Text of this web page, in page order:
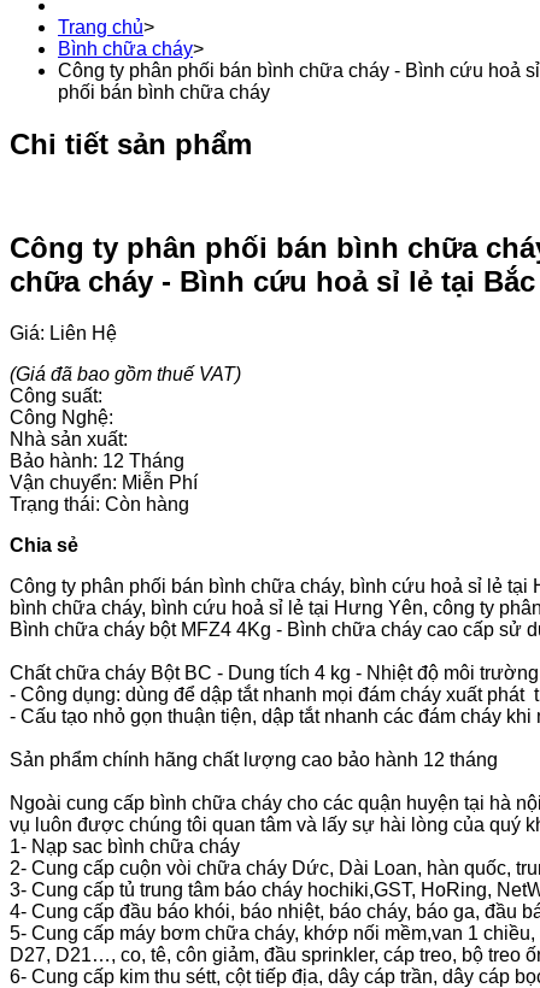
Trang chủ>
Bình chữa cháy>
Công ty phân phối bán bình chữa cháy - Bình cứu hoả
phối bán bình chữa cháy
Chi tiết sản phẩm
Công ty phân phối bán bình chữa
chữa cháy - Bình cứu hoả sỉ lẻ tại
Giá: Liên Hệ
(Giá đã bao gồm thuế VAT)
Công suất:
Công Nghệ:
Nhà sản xuất:
Bảo hành: 12 Tháng
Vận chuyển: Miễn Phí
Trạng thái: Còn hàng
Chia sẻ
Công ty phân phối bán bình chữa cháy, bình cứu hoả sỉ lẻ
bình chữa cháy, bình cứu hoả sỉ lẻ tại Hưng Yên, công ty
Bình chữa cháy bột MFZ4 4Kg - Bình chữa cháy cao cấp sử
Chất chữa cháy Bột BC - Dung tích 4 kg - Nhiệt độ môi
- Công dụng: dùng để dập tắt nhanh mọi đám cháy xuất
- Cấu tạo nhỏ gọn thuận tiện, dập tắt nhanh các đám cháy khi
Sản phẩm chính hãng chất lượng cao bảo hành 12 tháng
Ngoài cung cấp bình chữa cháy cho các quận huyện tại hà
vụ luôn được chúng tôi quan tâm và lấy sự hài lòng của quý
1- Nạp sac bình chữa cháy
2- Cung cấp cuộn vòi chữa cháy Dức, Dài Loan, hàn quốc,
3- Cung cấp tủ trung tâm báo cháy hochiki,GST, HoRing,
4- Cung cấp đầu báo khói, báo nhiệt, báo cháy, báo ga, đầu
5- Cung cấp máy bơm chữa cháy, khớp nối mềm,van 1
D27, D21…, co, tê, côn giảm, đầu sprinkler, cáp treo, bộ treo
6- Cung cấp kim thu sétt, cột tiếp địa, dây cáp trần, dây cáp